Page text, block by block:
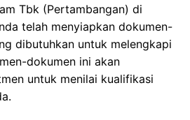
Tbk (Pertambangan) di
telah menyiapkan dokumen-
dibutuhkan untuk melengkapi
dokumen ini akan
untuk menilai kualifikasi